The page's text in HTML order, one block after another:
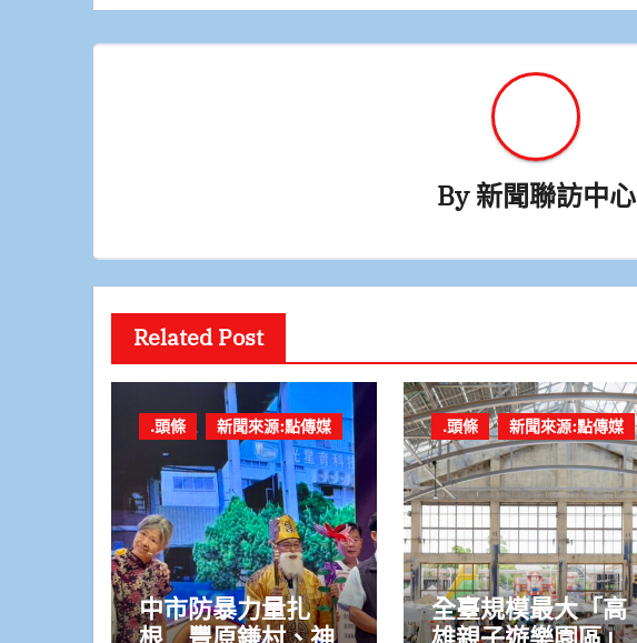
覽
By新聞聯訪中心
Related Post
.頭條 新聞來源:點傳媒
中市防暴力量扎
.頭條 新聞來源:點傳媒
全臺規模最大「高